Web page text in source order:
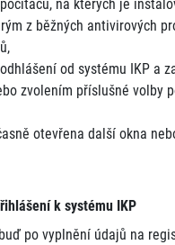
na kterých je
z běžných antivirových
od systému IKP a
zvolením příslušné volby
otevřena další okna
k systému IKP
po vyplnění údajů na